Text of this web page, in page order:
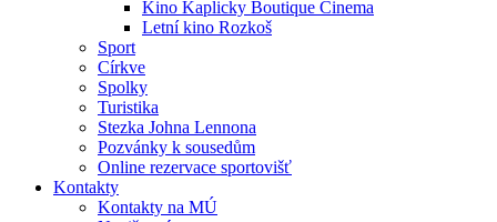
Kino Kaplicky Boutique Cinema
Letní kino Rozkoš
Sport
Církve
Spolky
Turistika
Stezka Johna Lennona
Pozvánky k sousedům
Online rezervace sportovišť
Kontakty
Kontakty na MÚ